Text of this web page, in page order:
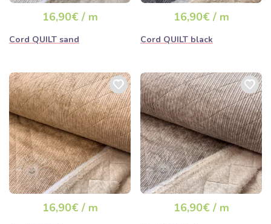
16,90€ / m
Cord QUILT sand
16,90€ / m
Cord QUILT black
16,90€ / m 16,90€ / m